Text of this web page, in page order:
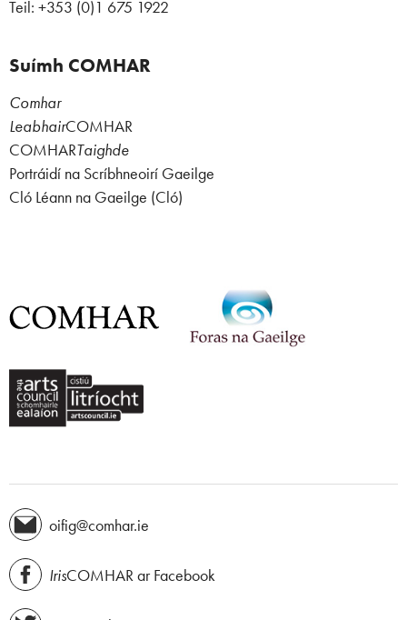
Teil: +353 (0)1 675 1922
Suímh COMHAR
Comhar
LeabhairCOMHAR
COMHARTaighde
Portráidí na Scríbhneoirí Gaeilge
Cló Léann na Gaeilge (Cló)
oifig@comhar.ie
IrisCOMHAR ar Facebook